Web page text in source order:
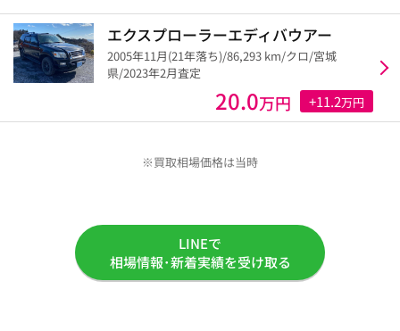
エクスプローラーエディバウアー
2005年11月(21年落ち)/86,293 km/クロ/宮城
県/2023年2月査定
20.0万円 +11.2万円
※買取相場価格は当時
LINEで
相場情報･新着実績を受け取る